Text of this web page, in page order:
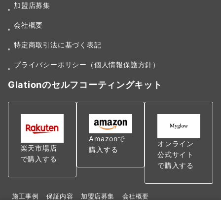
加盟店募集
会社概要
特定商取引法に基づく表記
プライバシーポリシー（個人情報保護方針）
Glationのセルフコーティングキット
楽天市場店
で購入する
Amazonで
購入する
オンライン
公式サイト
で購入する
施工事例 保証内容 加盟店募集 会社概要